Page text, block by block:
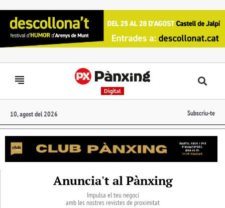
Digital
10, agost del 2026 Subscriu-te
Anuncia't al Pànxing
Impulsa el teu negoci
amb les nostres revistes de proximitat